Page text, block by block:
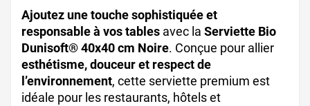
Ajoutez une touche sophistiquée et
responsable à vos tables avec la Serviette Bio
Dunisoft® 40x40 cm Noire. Conçue pour allier
esthétisme, douceur et respect de
l’environnement, cette serviette premium est
idéale pour les restaurants, hôtels et